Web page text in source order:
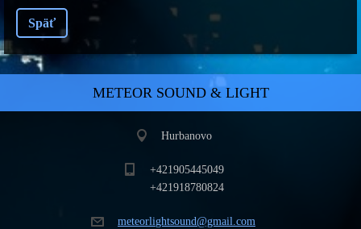
Späť
METEOR SOUND & LIGHT
Hurbanovo
+421905445049
+421918780824
meteorlightsound@gmail.com